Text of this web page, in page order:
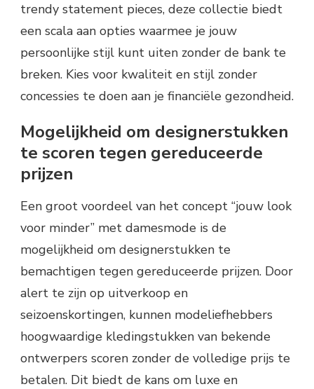
trendy statement pieces, deze collectie biedt
een scala aan opties waarmee je jouw
persoonlijke stijl kunt uiten zonder de bank te
breken. Kies voor kwaliteit en stijl zonder
concessies te doen aan je financiële gezondheid.
Mogelijkheid om designerstukken
te scoren tegen gereduceerde
prijzen
Een groot voordeel van het concept “jouw look
voor minder” met damesmode is de
mogelijkheid om designerstukken te
bemachtigen tegen gereduceerde prijzen. Door
alert te zijn op uitverkoop en
seizoenskortingen, kunnen modeliefhebbers
hoogwaardige kledingstukken van bekende
ontwerpers scoren zonder de volledige prijs te
betalen. Dit biedt de kans om luxe en